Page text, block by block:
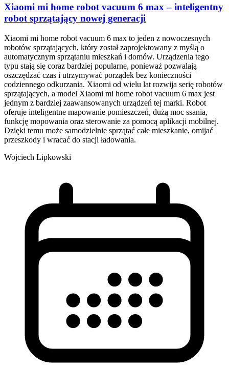
Xiaomi mi home robot vacuum 6 max – inteligentny
robot sprzątający nowej generacji
Xiaomi mi home robot vacuum 6 max to jeden z nowoczesnych
robotów sprzątających, który został zaprojektowany z myślą o
automatycznym sprzątaniu mieszkań i domów. Urządzenia tego
typu stają się coraz bardziej popularne, ponieważ pozwalają
oszczędzać czas i utrzymywać porządek bez konieczności
codziennego odkurzania. Xiaomi od wielu lat rozwija serię robotów
sprzątających, a model Xiaomi mi home robot vacuum 6 max jest
jednym z bardziej zaawansowanych urządzeń tej marki. Robot
oferuje inteligentne mapowanie pomieszczeń, dużą moc ssania,
funkcję mopowania oraz sterowanie za pomocą aplikacji mobilnej.
Dzięki temu może samodzielnie sprzątać całe mieszkanie, omijać
przeszkody i wracać do stacji ładowania.
Wojciech Lipkowski